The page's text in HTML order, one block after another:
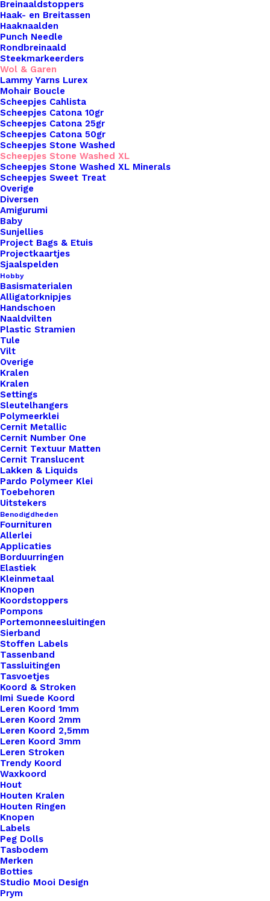
Breinaaldstoppers
Haak- en Breitassen
Haaknaalden
Punch Needle
Rondbreinaald
Steekmarkeerders
Wol & Garen
Lammy Yarns Lurex
Mohair Boucle
Scheepjes Cahlista
Scheepjes Catona 10gr
Scheepjes Catona 25gr
Scheepjes Catona 50gr
Scheepjes Stone Washed
Scheepjes Stone Washed XL
Scheepjes Stone Washed XL Minerals
Scheepjes Sweet Treat
Overige
Diversen
Amigurumi
Baby
Sunjellies
Project Bags & Etuis
Projectkaartjes
Sjaalspelden
Hobby
Basismaterialen
Alligatorknipjes
Handschoen
Naaldvilten
Plastic Stramien
Tule
Vilt
Overige
Kralen
Kralen
Settings
Sleutelhangers
Polymeerklei
Cernit Metallic
Cernit Number One
Cernit Textuur Matten
Cernit Translucent
Lakken & Liquids
Pardo Polymeer Klei
Toebehoren
Uitstekers
Benodigdheden
Fournituren
Allerlei
Applicaties
Borduurringen
Elastiek
Kleinmetaal
Knopen
Koordstoppers
Pompons
Portemonneesluitingen
Sierband
Stoffen Labels
Tassenband
Tassluitingen
Tasvoetjes
Koord & Stroken
Imi Suede Koord
Leren Koord 1mm
Leren Koord 2mm
Leren Koord 2,5mm
Leren Koord 3mm
Leren Stroken
Trendy Koord
Waxkoord
Hout
Houten Kralen
Houten Ringen
Knopen
Labels
Peg Dolls
Tasbodem
Merken
Botties
Studio Mooi Design
Prym
Fosterite
aantalToevoegen aan verlanglijst
Artikelnummer
Categorie
Naalddikte
Kleur
Groen
Binnen 1-3 werkdagen verzonden
Veilig betalen
Nog meer leuks!
Cahlista Vivid Blue (146)
€2,35